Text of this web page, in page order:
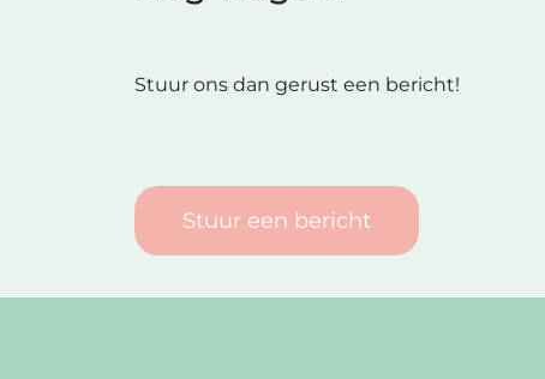
Stuur ons dan gerust een bericht!
Stuur een bericht